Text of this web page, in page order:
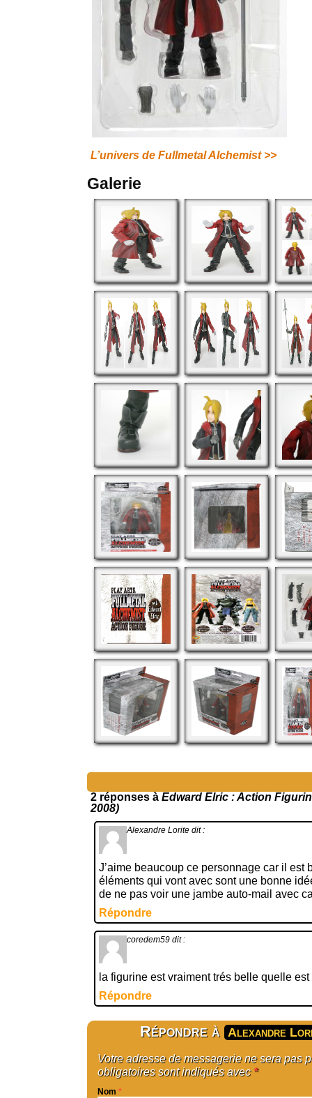
L’univers de Fullmetal Alchemist>>
Galerie
2 réponses à Edward Elric : Action
2008)
Alexandre Lorite dit :
J’aime beaucoup ce personnage car il est
éléments qui vont avec sont une bonne
de ne pas voir une jambe auto-mail avec
Répondre
coredem59 dit :
la figurine est vraiment trés belle quelle
Répondre
Répondre à Alexandre
Votre adresse de messagerie ne sera pas
obligatoires sont indiqués avec *
Nom *